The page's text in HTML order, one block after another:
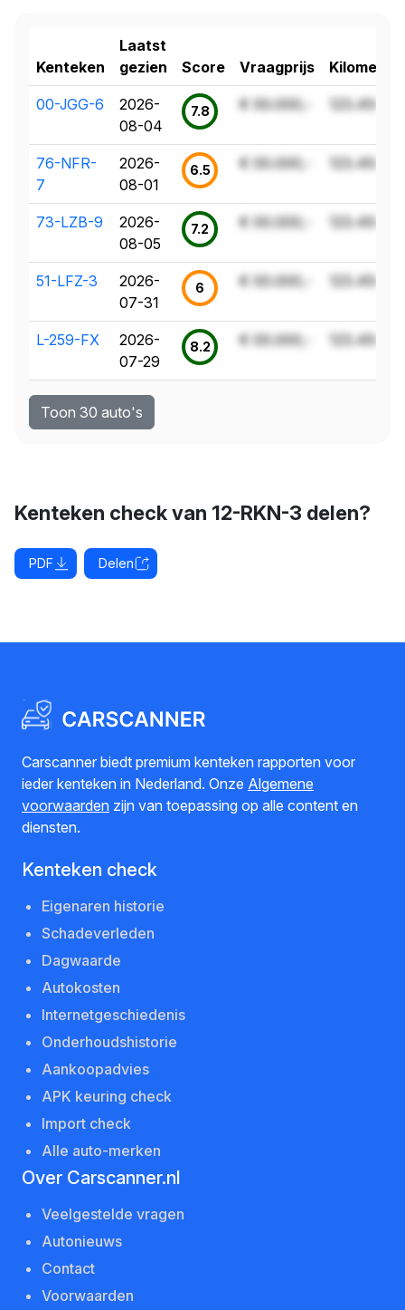
Kenteken
Laatst
gezien
Score Vraagprijs
00-JGG-6
2026-
08-04
7.8 € 00.000,- 123.456 km
76-NFR-
7
2026-
08-01
6.5 € 00.000,- 123.456 km
73-LZB-9
2026-
08-05
7.2 € 00.000,- 123.456 km
51-LFZ-3
2026-
07-31
6 € 00.000,- 123.456 km
L-259-FX
2026-
07-29
8.2 € 00.000,- 123.456 km
Toon 30 auto's
Kenteken check van 12-RKN-3 delen?
PDF Delen
Carscanner biedt premium kenteken rapporten voor
ieder kenteken in Nederland. Onze Algemene
voorwaarden zijn van toepassing op alle content en
diensten.
Kenteken check
Eigenaren historie
Schadeverleden
Dagwaarde
Autokosten
Internetgeschiedenis
Onderhoudshistorie
Aankoopadvies
APK keuring check
Import check
Alle auto-merken
Over Carscanner.nl
Veelgestelde vragen
Autonieuws
Contact
Voorwaarden